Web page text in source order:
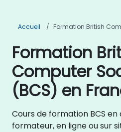
Accueil Formation British
Formation
Computer
(BCS) en
Cours de formation BCS
formateur, en ligne ou sur